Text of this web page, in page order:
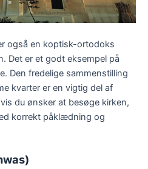
også en koptisk-ortodoks
Det er et godt eksempel på
Den fredelige sammenstilling
kvarter er en vigtig del af
du ønsker at besøge kirken,
korrekt påklædning og